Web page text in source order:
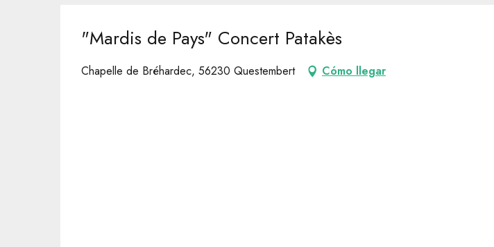
"Mardis de Pays" Concert Patakès
Chapelle de Bréhardec, 56230 Questembert Cómo llegar